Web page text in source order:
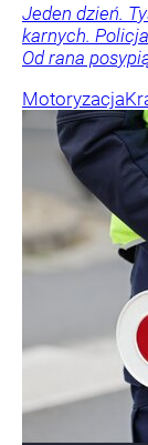
Jeden dzień.
karnych.
Od rana
Motoryzacja